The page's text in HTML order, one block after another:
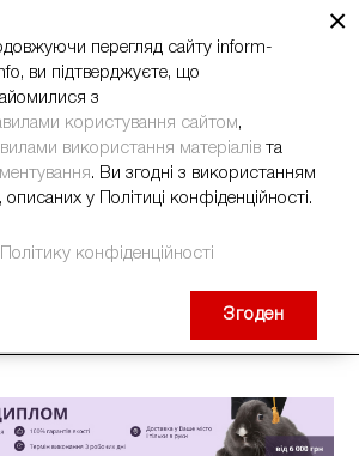
×
перегляд сайту inform-
ви підтверджуєте, що
з
користування сайтом,
використання матеріалів та
. Ви згодні з використанням
у Політиці конфіденційності.
конфіденційності
Згоден